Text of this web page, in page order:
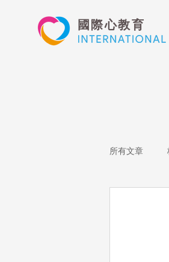
國際心教育
所有文章
心文藝